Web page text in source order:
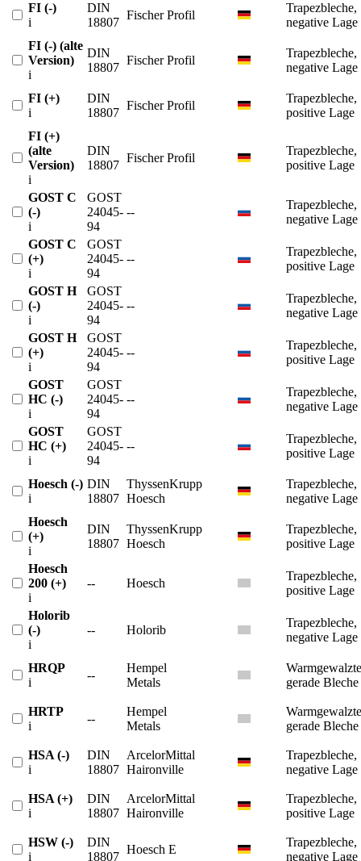
FI (-)
i
DIN
18807
Fischer Profil
Trapezbleche,
negative Lage
FI (-) (alte
Version)
i
DIN
18807
Fischer Profil
Trapezbleche,
negative Lage
FI (+)
i
DIN
18807
Fischer Profil
Trapezbleche,
positive Lage
FI (+)
(alte
Version)
i
DIN
18807
Fischer Profil
Trapezbleche,
positive Lage
GOST C
(-)
i
GOST
24045-
94
--
Trapezbleche,
negative Lage
GOST C
(+)
i
GOST
24045-
94
--
Trapezbleche,
positive Lage
GOST H
(-)
i
GOST
24045-
94
--
Trapezbleche,
negative Lage
GOST H
(+)
i
GOST
24045-
94
--
Trapezbleche,
positive Lage
GOST
HC (-)
i
GOST
24045-
94
--
Trapezbleche,
negative Lage
GOST
HC (+)
i
GOST
24045-
94
--
Trapezbleche,
positive Lage
Hoesch (-)
i
DIN
18807
ThyssenKrupp
Hoesch
Trapezbleche,
negative Lage
Hoesch
(+)
i
DIN
18807
ThyssenKrupp
Hoesch
Trapezbleche,
positive Lage
Hoesch
200 (+)
i
-- Hoesch
Trapezbleche,
positive Lage
Holorib
(-)
i
-- Holorib
Trapezbleche,
negative Lage
HRQP
i
--
Hempel
Metals
Warmgewalzte
gerade Bleche
HRTP
i
--
Hempel
Metals
Warmgewalzte
gerade Bleche
HSA (-)
i
DIN
18807
ArcelorMittal
Haironville
Trapezbleche,
negative Lage
HSA (+)
i
DIN
18807
ArcelorMittal
Haironville
Trapezbleche,
positive Lage
HSW (-)
i
DIN
18807
Hoesch E
Trapezbleche,
negative Lage